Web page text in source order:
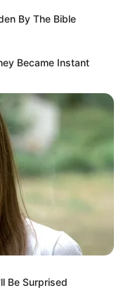
ΠΡΕΠΕΙ
ΓΙΑΤΙ ΘΑ
ΝΑ ΣΚΕΦΤΟΥΜΕ ΠΡΙΝ
ΚΑΙ ΓΙΑΤΙ ΘΑ
ΟΙ ΓΙΑΤΡΟΙ ΠΟΥ
By The Bible
Became Instant
Be Surprised